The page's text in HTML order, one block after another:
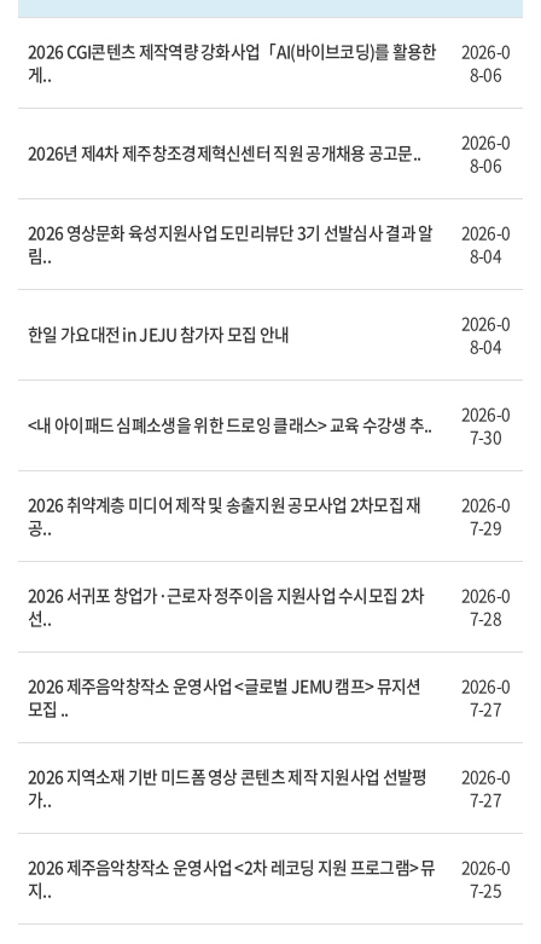
2026 CGI콘텐츠 제작역량 강화사업「AI(바이브코딩)를 활용한
게..
2026-0
8-06
2026년 제4차 제주창조경제혁신센터 직원 공개채용 공고문..
2026-0
8-06
2026 영상문화 육성지원사업 도민리뷰단 3기 선발심사 결과 알
림..
2026-0
8-04
한일 가요대전 in JEJU 참가자 모집 안내
2026-0
8-04
<내 아이패드 심폐소생을 위한 드로잉 클래스> 교육 수강생 추..
2026-0
7-30
2026 취약계층 미디어 제작 및 송출지원 공모사업 2차모집 재
공..
2026-0
7-29
2026 서귀포 창업가·근로자 정주이음 지원사업 수시모집 2차
선..
2026-0
7-28
2026 제주음악창작소 운영사업 <글로벌 JEMU 캠프> 뮤지션
모집 ..
2026-0
7-27
2026 지역소재 기반 미드폼 영상 콘텐츠 제작 지원사업 선발평
가..
2026-0
7-27
2026 제주음악창작소 운영사업 <2차 레코딩 지원 프로그램> 뮤
지..
2026-0
7-25